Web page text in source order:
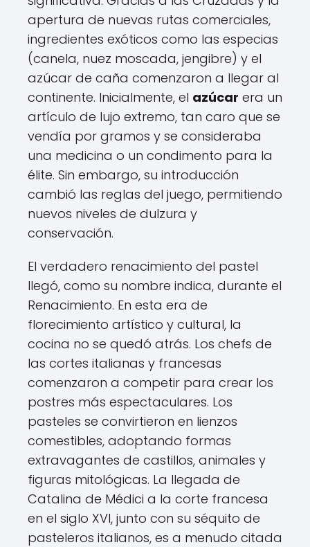
apertura de nuevas rutas comerciales,
ingredientes exóticos como las especias
(canela, nuez moscada, jengibre) y el
azúcar de caña comenzaron a llegar al
continente. Inicialmente, el azúcar era un
artículo de lujo extremo, tan caro que se
vendía por gramos y se consideraba
una medicina o un condimento para la
élite. Sin embargo, su introducción
cambió las reglas del juego, permitiendo
nuevos niveles de dulzura y
conservación.
El verdadero renacimiento del pastel
llegó, como su nombre indica, durante el
Renacimiento. En esta era de
florecimiento artístico y cultural, la
cocina no se quedó atrás. Los chefs de
las cortes italianas y francesas
comenzaron a competir para crear los
postres más espectaculares. Los
pasteles se convirtieron en lienzos
comestibles, adoptando formas
extravagantes de castillos, animales y
figuras mitológicas. La llegada de
Catalina de Médici a la corte francesa
en el siglo XVI, junto con su séquito de
pasteleros italianos, es a menudo citada